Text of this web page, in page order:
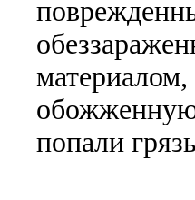
попали